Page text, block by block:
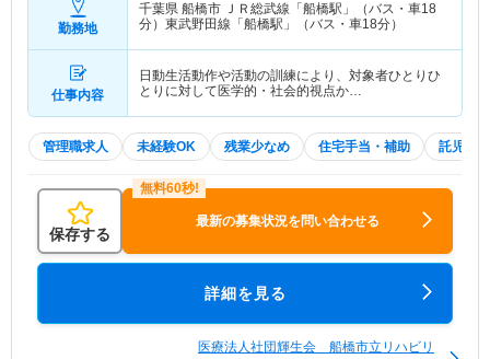
勤務地
千葉県 船橋市 ＪＲ総武線「船橋駅」（バス・車18
分）東武野田線「船橋駅」（バス・車18分）
仕事内容
日動生活動作や活動の訓練により、対象者ひとりひ
とりに対して医学的・社会的視点か…
管理職求人 未経験OK 残業少なめ 住宅手当・補助 託児所
保存する
最新の募集状況を問い合わせる
詳細を見る
医療法人社団輝生会 船橋市立リハビリ